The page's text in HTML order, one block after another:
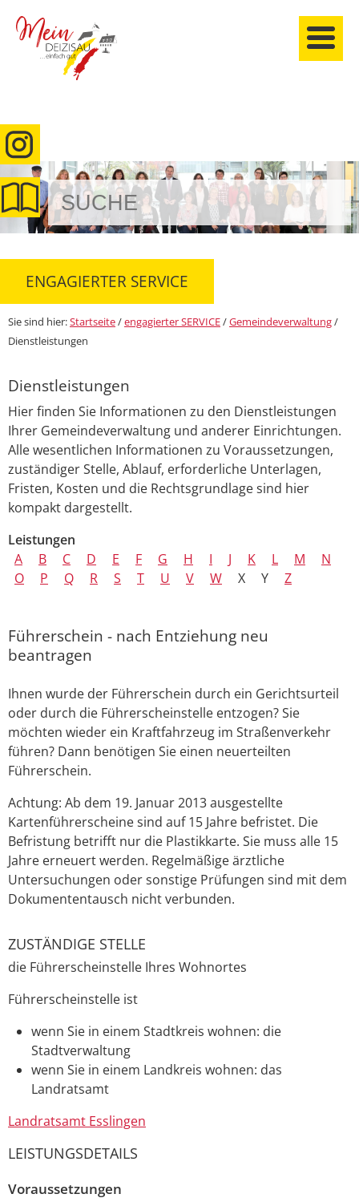
anmelden
ENGAGIERTER SERVICE
Sie sind hier:Startseite/engagierter SERVICE/Gemeindeverwaltung/
Dienstleistungen
Dienstleistungen
Hier finden Sie Informationen zu den Dienstleistungen
Ihrer Gemeindeverwaltung und anderer Einrichtungen.
Alle wesentlichen Informationen zu Voraussetzungen,
zuständiger Stelle, Ablauf, erforderliche Unterlagen,
Fristen, Kosten und die Rechtsgrundlage sind hier
kompakt dargestellt.
Leistungen
A
B C D E F G H I J K L M
N
O
P Q R S T U V W X Y Z
Führerschein - nach Entziehung neu
beantragen
Ihnen wurde der Führerschein durch ein Gerichtsurteil
oder durch die Führerscheinstelle entzogen? Sie
möchten wieder ein Kraftfahrzeug im Straßenverkehr
führen? Dann benötigen Sie einen neuerteilten
Führerschein.
Achtung: Ab dem 19. Januar 2013 ausgestellte
Kartenführerscheine sind auf 15 Jahre befristet. Die
Befristung betrifft nur die Plastikkarte. Sie muss alle 15
Jahre erneuert werden. Regelmäßige ärztliche
Untersuchungen oder sonstige Prüfungen sind mit dem
Dokumententausch nicht verbunden.
ZUSTÄNDIGE STELLE
die Führerscheinstelle Ihres Wohnortes
Führerscheinstelle ist
wenn Sie in einem Stadtkreis wohnen: die
Stadtverwaltung
wenn Sie in einem Landkreis wohnen: das
Landratsamt
Landratsamt Esslingen
LEISTUNGSDETAILS
Voraussetzungen